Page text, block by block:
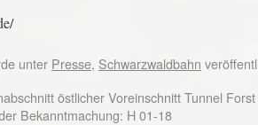
unter Presse, Schwarzwaldbahn
östlicher Voreinschnitt Tunnel Forst
Bekanntmachung: H 01-18